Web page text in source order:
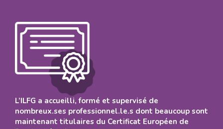
L’ILFG a accueilli, formé et supervisé de
nombreux.ses professionnel.le.s dont beaucoup sont
maintenant titulaires du Certificat Européen de